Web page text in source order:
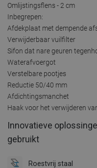
Omlijstingsflens - 2 cm
Inbegrepen:
Afdekplaat met dempende
Verwijderbaar vuilfilter
Sifon dat nare geuren
Waterafvoergot
Verstelbare pootjes
Reductie 50/40 mm
Afdichtingsmanchet
Haak voor het verwijderen
Innovatieve
gebruikt
Roestvrij staal